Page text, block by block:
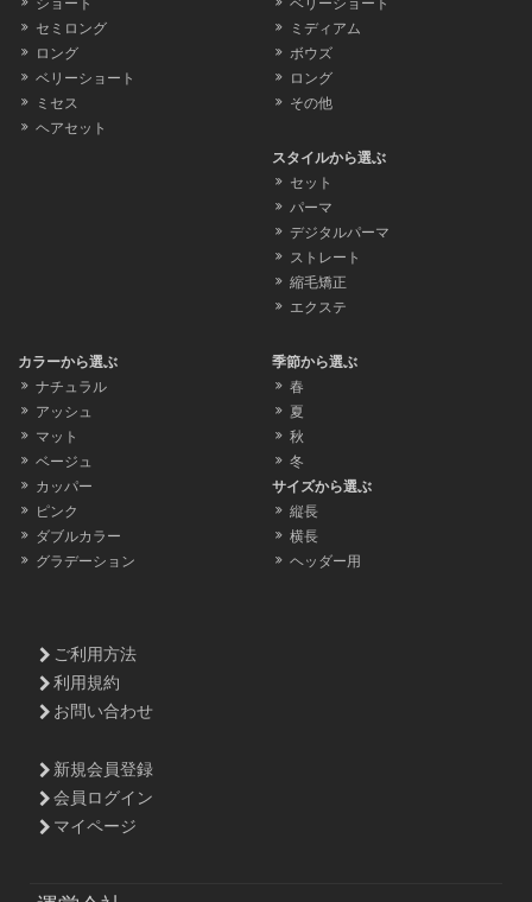
セミロング
ロング
ベリーショート
ミセス
ヘアセット
ミディアム
ボウズ
ロング
その他
スタイルから選ぶ
セット
パーマ
デジタルパーマ
ストレート
縮毛矯正
エクステ
カラーから選ぶ
ナチュラル
アッシュ
マット
ベージュ
カッパー
ピンク
ダブルカラー
グラデーション
季節から選ぶ
春
夏
秋
冬
サイズから選ぶ
縦長
横長
ヘッダー用
ご利用方法
利用規約
お問い合わせ
新規会員登録
会員ログイン
マイページ